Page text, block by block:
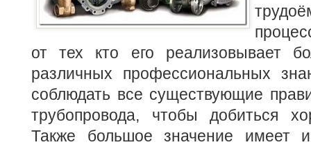
от тех кто его реализовывает
различных профессиональных
соблюдать все существующие
трубопровода, чтобы добиться
Также большое значение имеет